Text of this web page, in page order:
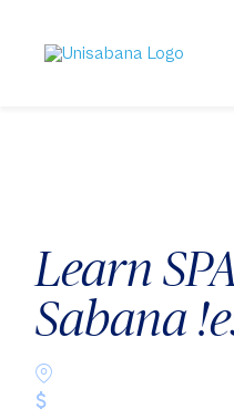
contenido
principal
Learn
Sabana